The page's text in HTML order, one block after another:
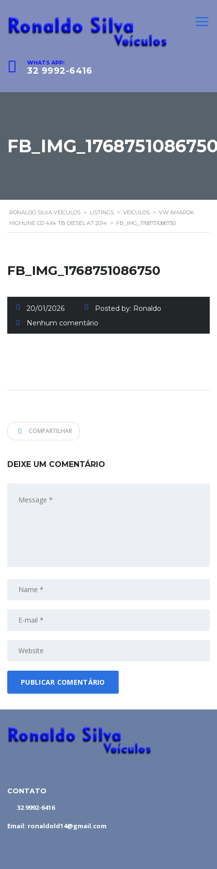
WHATS APP:
32 9992-6416
RONALDO SILVA VEÍCULOS > LISTINGS > VEÍCULOS > VW AMAROK
HIGHLINE CD 4X4 TB DIESEL AT 2014 > FB_IMG_1768751086750
FB_IMG_1768751086750
20/01/2026 Posted by: Ronaldo
Nenhum comentário
COMPARTILHAR
DEIXE UM COMENTÁRIO
CONTATO
32 9992-6416
Email: ronaldold14@gmail.com